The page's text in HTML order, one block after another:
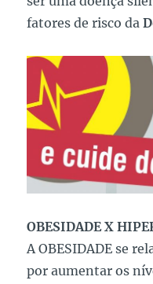
sua
saúde!
fatores de risco da
OBESIDADE X
A OBESIDADE se
por aumentar os